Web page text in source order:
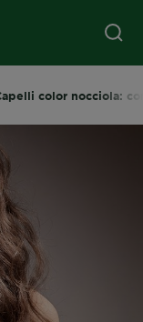
color nocciola: